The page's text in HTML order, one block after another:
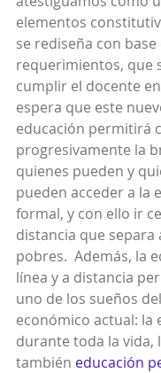
elementos
se rediseña con
requerimientos, que
cumplir el docente
espera que este
educación permitirá
progresivamente la
quienes pueden y
pueden acceder a la
formal, y con ello ir
distancia que separa
pobres.  Además, la
línea y a distancia
uno de los sueños
económico actual: la
durante toda la vida,
también educación